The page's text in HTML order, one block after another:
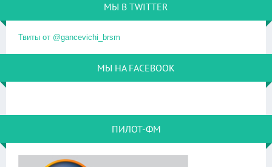
МЫ В TWITTER
Твиты от @gancevichi_brsm
МЫ НА FACEBOOK
ПИЛОТ-ФМ